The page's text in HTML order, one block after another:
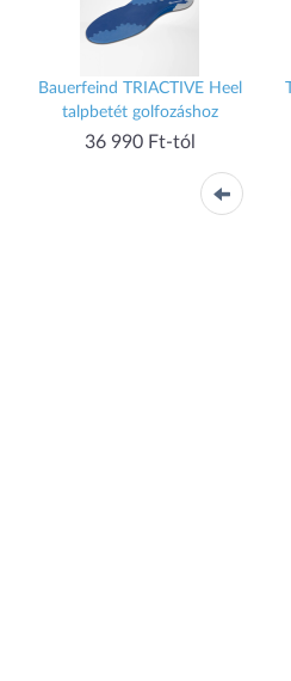
Bauerfeind TRIACTIVE Heel
talpbetét golfozáshoz
36 990 Ft-tól